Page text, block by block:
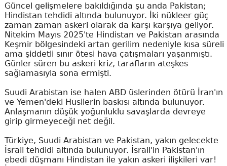
Güncel gelişmelere bakıldığında şu anda Pakistan;
Hindistan tehdidi altında bulunuyor. İki nükleer güç
zaman zaman askeri olarak da karşı karşıya geliyor.
Nitekim Mayıs 2025'te Hindistan ve Pakistan arasında
Keşmir bölgesindeki artan gerilim nedeniyle kısa süreli
ama şiddetli sınır ötesi hava çatışmaları yaşanmıştı.
Günler süren bu askeri kriz, tarafların ateşkes
sağlamasıyla sona ermişti.
Suudi Arabistan ise halen ABD üslerinden ötürü İran'ın
ve Yemen'deki Husilerin baskısı altında bulunuyor.
Anlaşmanın düşük yoğunluklu savaşlarda devreye
girip girmeyeceği net değil.
Türkiye, Suudi Arabistan ve Pakistan, yakın gelecekte
İsrail tehdidi altında bulunuyor. İsrail'in Pakistan'ın
ebedi düşmanı Hindistan ile yakın askeri ilişkileri var!